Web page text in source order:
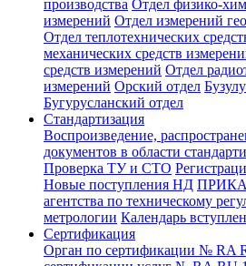
производства Отдел физико-
измерений Отдел измерений
Отдел теплотехнических
механических средств
средств измерений Отдел
измерений Орский отдел
Бугурусланский отдел
Стандартизация
Воспроизведение,
документов в области
Проверка ТУ и СТО
Новые поступления НД
агентства по техническому
метрологии Календарь
Сертификация
Орган по сертификации № RA